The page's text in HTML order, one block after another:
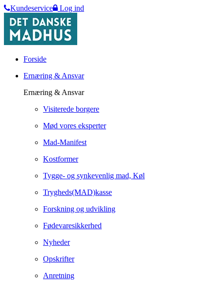
Kundeservice Log ind
Forside
Ernæring & Ansvar
Ernæring & Ansvar
Visiterede borgere
Mød vores eksperter
Mad-Manifest
Kostformer
Tygge- og synkevenlig mad, Køl
Trygheds(MAD)kasse
Forskning og udvikling
Fødevaresikkerhed
Nyheder
Opskrifter
Anretning